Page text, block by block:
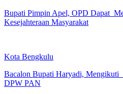
Bupati Pimpin Apel, OPD Dapat
Kesejahteraan Masyarakat
Kota Bengkulu
Bacalon Bupati Haryadi, Mengikuti
DPW PAN